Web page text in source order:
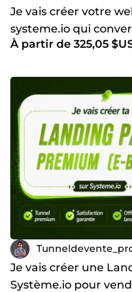
Je vais créer votre
systeme.io qui
À partir de 325,05
Je vais créer une
Système.io pour